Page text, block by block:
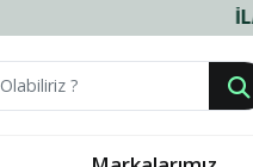
İLAN